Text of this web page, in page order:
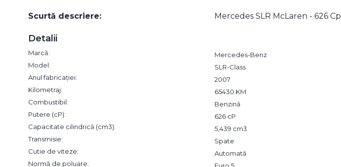
Scurtă descriere: Mercedes SLR McLaren - 626 Cp
Detalii
Marcă:
Mercedes-Benz
Model:
SLR-Class
Anul fabricației:
2007
Kilometraj:
65430 KM
Combustibil:
Benzină
Putere (cP):
626 cP
Capacitate cilindrică (cm3):
5,439 cm3
Transmisie:
Spate
Cutie de viteze:
Automată
Normă de poluare: